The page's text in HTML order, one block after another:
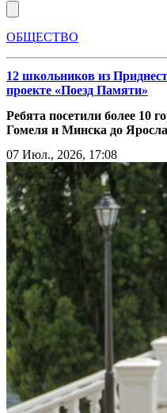
ОБЩЕСТВО
12 школьников из
проекте «Поезд Памяти»
Ребята посетили более 10
Гомеля и Минска до
07 Июл., 2026, 17:08